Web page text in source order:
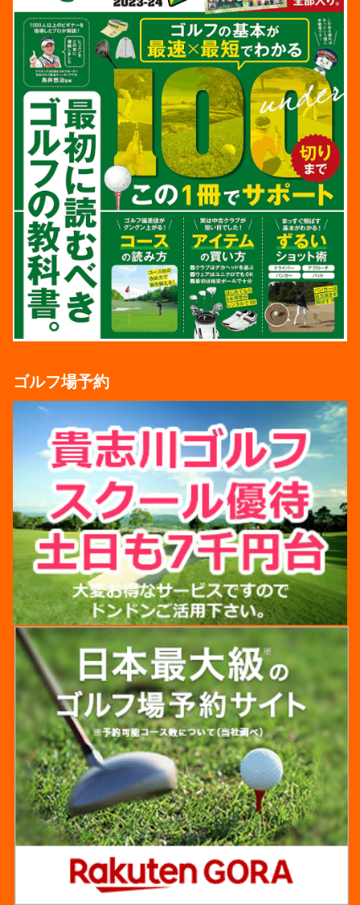
ゴルフ場予約